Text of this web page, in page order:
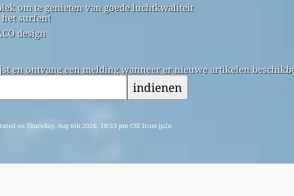
om te genieten van goede luchtkwaliteit
surfen!
design
en ontvang een melding wanneer er nieuwe artikelen
indienen
on Thursday, Aug 6th 2026, 18:53 pm CST from jp2n